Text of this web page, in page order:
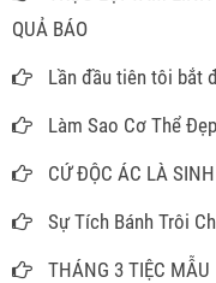
QUẢ BÁO
Lần đầu tiên tôi bắt
Làm Sao Cơ Thể
CỨ ĐỘC ÁC LÀ
Sự Tích Bánh Trôi
THÁNG 3 TIỆC MẪU